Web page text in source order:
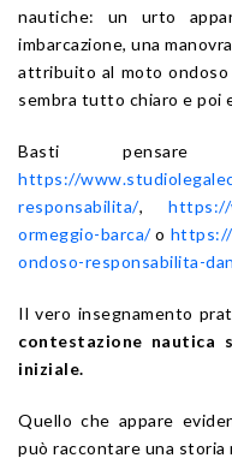
nautiche: un urto
imbarcazione, una
attribuito al moto ondoso
sembra tutto chiaro e poi
Basti
https://
responsabilita/, https://
ormeggio-barca/o https://
ondoso-responsabilita-
Il vero insegnamento
contestazione nautica
iniziale.
Quello che appare
può raccontare una storia